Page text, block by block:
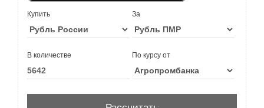
Купить За
В количестве По курсу от